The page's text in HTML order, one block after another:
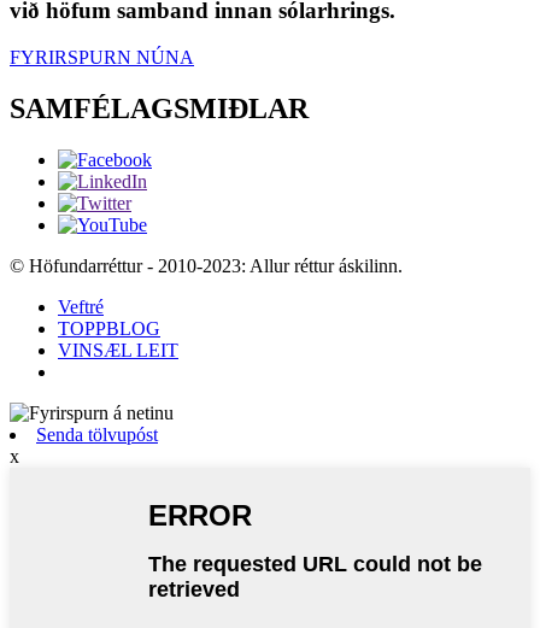
við höfum samband innan sólarhrings.
FYRIRSPURN NÚNA
SAMFÉLAGSMIÐLAR
© Höfundarréttur - 2010-2023: Allur réttur áskilinn.
Veftré
TOPPBLOG
VINSÆL LEIT
Senda tölvupóst
x